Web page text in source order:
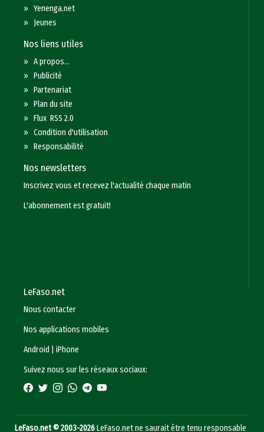
»Yenenga.net
» Jeunes
Nos liens utiles
»A propos...
»Publicité
»Partenariat
»Plan du site
»Flux RSS 2.0
»Condition d'utilisation
»Responsabilité
Nos newsletters
Inscrivez vous et recevez l'actualité chaque matin
L'abonnement est gratuit!
LeFaso.net
Nous contacter
Nos applications mobiles
Android
|iPhone
Suivez nous sur les réseaux sociaux:
LeFaso.net © 2003-2026LeFaso.net ne saurait être tenu responsable